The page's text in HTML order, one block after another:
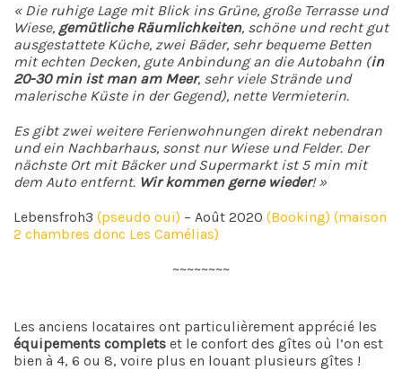
« Die ruhige Lage mit Blick ins Grüne, große Terrasse und
Wiese, gemütliche Räumlichkeiten, schöne und recht gut
ausgestattete Küche, zwei Bäder, sehr bequeme Betten
mit echten Decken, gute Anbindung an die Autobahn (in
20-30 min ist man am Meer, sehr viele Strände und
malerische Küste in der Gegend), nette Vermieterin.
Es gibt zwei weitere Ferienwohnungen direkt nebendran
und ein Nachbarhaus, sonst nur Wiese und Felder. Der
nächste Ort mit Bäcker und Supermarkt ist 5 min mit
dem Auto entfernt. Wir kommen gerne wieder! »
Lebensfroh3 (pseudo oui) – Août 2020 (Booking) (maison
2 chambres donc Les Camélias)
~~~~~~~~
Les anciens locataires ont particulièrement apprécié les
équipements complets et le confort des gîtes où l’on est
bien à 4, 6 ou 8, voire plus en louant plusieurs gîtes !